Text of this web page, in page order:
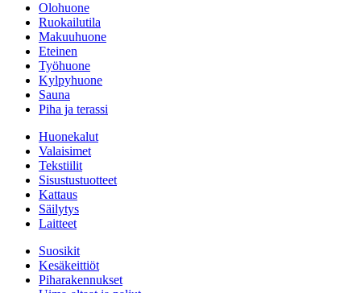
Olohuone
Ruokailutila
Makuuhuone
Eteinen
Työhuone
Kylpyhuone
Sauna
Piha ja terassi
Huonekalut
Valaisimet
Tekstiilit
Sisustustuotteet
Kattaus
Säilytys
Laitteet
Suosikit
Kesäkeittiöt
Piharakennukset